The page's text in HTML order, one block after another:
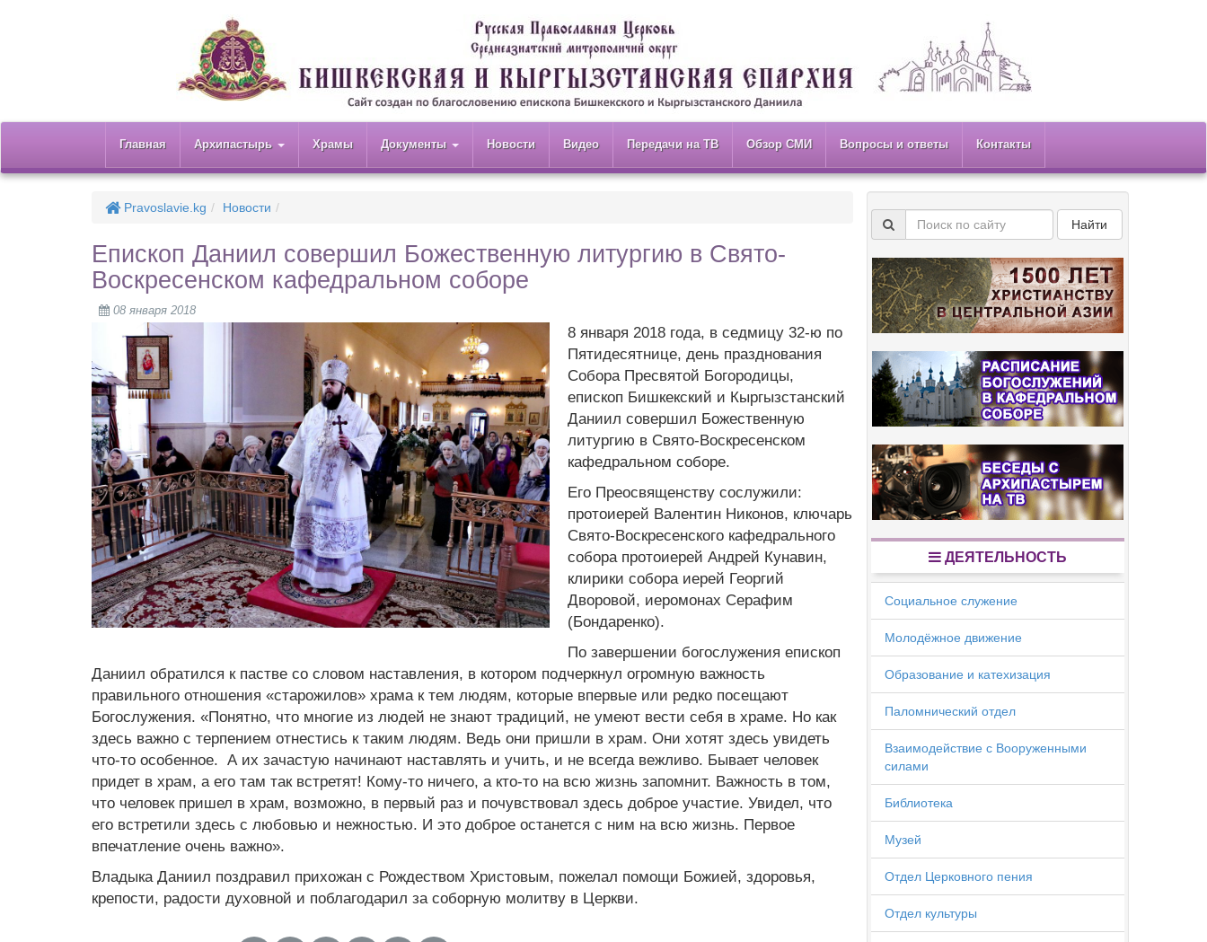
Главная Архипастырь Храмы Документы Новости Видео Передачи на ТВ Обзор СМИ Вопросы и ответы Контакты
Pravoslavie.kg Новости
Епископ Даниил совершил Божественную литургию в Свято-
Воскресенском кафедральном соборе
08 января 2018
8 января 2018 года, в седмицу 32-ю по
Пятидесятнице, день празднования
Собора Пресвятой Богородицы,
епископ Бишкекский и Кыргызстанский
Даниил совершил Божественную
литургию в Свято-Воскресенском
кафедральном соборе.
Его Преосвященству сослужили:
протоиерей Валентин Никонов, ключарь
Свято-Воскресенского кафедрального
собора протоиерей Андрей Кунавин,
клирики собора иерей Георгий
Дворовой, иеромонах Серафим
(Бондаренко).
По завершении богослужения епископ
Даниил обратился к пастве со словом наставления, в котором подчеркнул огромную важность
правильного отношения «старожилов» храма к тем людям, которые впервые или редко посещают
Богослужения. «Понятно, что многие из людей не знают традиций, не умеют вести себя в храме. Но как
здесь важно с терпением отнестись к таким людям. Ведь они пришли в храм. Они хотят здесь увидеть
что-то особенное. А их зачастую начинают наставлять и учить, и не всегда вежливо. Бывает человек
придет в храм, а его там так встретят! Кому-то ничего, а кто-то на всю жизнь запомнит. Важность в том,
что человек пришел в храм, возможно, в первый раз и почувствовал здесь доброе участие. Увидел, что
его встретили здесь с любовью и нежностью. И это доброе останется с ним на всю жизнь. Первое
впечатление очень важно».
Владыка Даниил поздравил прихожан с Рождеством Христовым, пожелал помощи Божией, здоровья,
крепости, радости духовной и поблагодарил за соборную молитву в Церкви.
Найти
ДЕЯТЕЛЬНОСТЬ
Социальное служение
Молодёжное движение
Образование и катехизация
Паломнический отдел
Взаимодействие с Вооруженными
силами
Библиотека
Музей
Отдел Церковного пения
Отдел культуры